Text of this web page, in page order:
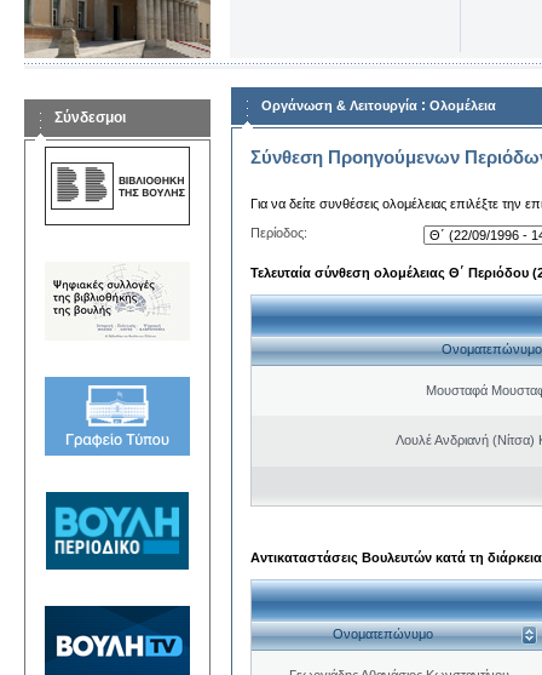
Σύνδεσμοι
Οργάνωση & Λειτουργία : Ολομέλεια
Σύνθεση Προηγούμενων
Για να δείτε συνθέσεις ολομέλειας επιλέξτε την
Περίοδος:
Τελευταία σύνθεση ολομέλειας Θ΄ Περιόδου
Ονοματεπώνυμο
Μουσταφά
Λουλέ Ανδριανή (Νίτσα)
Αντικαταστάσεις Βουλευτών κατά τη
Ονοματεπώνυμο